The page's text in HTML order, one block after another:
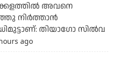
അവനെ
നിര്‍ത്താന്‍
തിയാഗോ സില്‍വ
ago